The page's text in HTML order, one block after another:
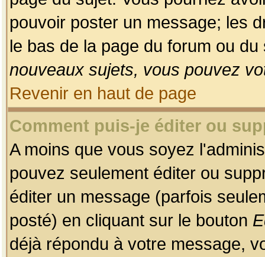
pouvoir poster un message; les
le bas de la page du forum ou
nouveaux sujets, vous pouvez
Revenir en haut de page
Comment puis-je éditer ou
A moins que vous soyez
pouvez seulement éditer ou
éditer un message (parfois
posté) en cliquant sur le bouton
déjà répondu à votre message,